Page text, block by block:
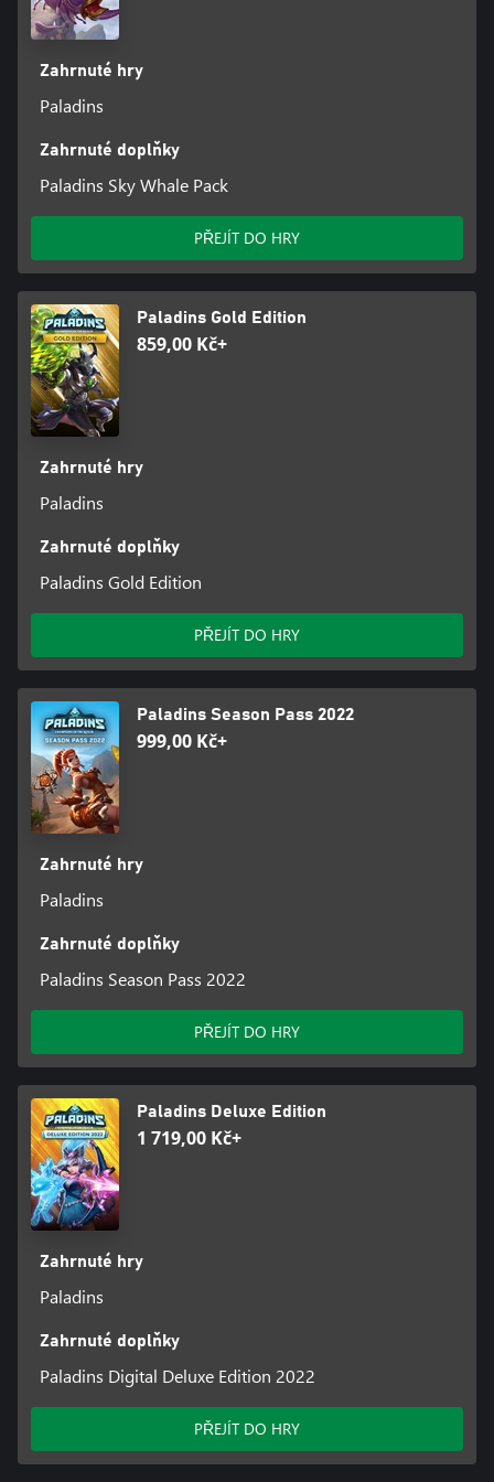
Zahrnuté hry
Paladins
Zahrnuté doplňky
Paladins Sky Whale Pack
PŘEJÍT DO HRY
Paladins Gold Edition
859,00 Kč+
Zahrnuté hry
Paladins
Zahrnuté doplňky
Paladins Gold Edition
PŘEJÍT DO HRY
Paladins Season Pass 2022
999,00 Kč+
Zahrnuté hry
Paladins
Zahrnuté doplňky
Paladins Season Pass 2022
PŘEJÍT DO HRY
Paladins Deluxe Edition
1 719,00 Kč+
Zahrnuté hry
Paladins
Zahrnuté doplňky
Paladins Digital Deluxe Edition 2022
PŘEJÍT DO HRY